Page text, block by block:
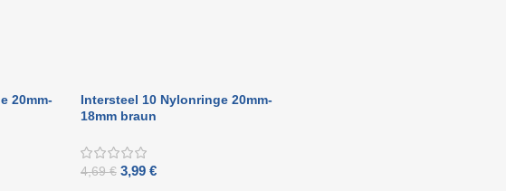
20mm-
Intersteel 10 Nylonringe 20mm-
18mm braun
4,69€ 3,99 €